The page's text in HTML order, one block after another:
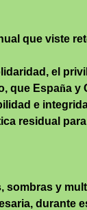
que viste ret
el
que España y
e
residual
sombras y
durante